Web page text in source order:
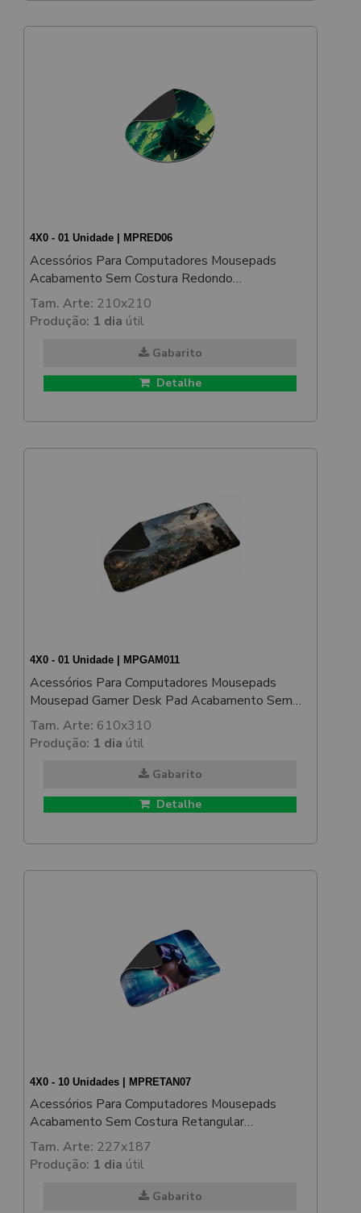
4X0 - 01 Unidade | MPRED06
Acessórios Para Computadores Mousepads
Acabamento Sem Costura Redondo
198x198mm
Tam. Arte: 210x210
Produção: 1 dia útil
Gabarito
Detalhe
4X0 - 01 Unidade | MPGAM011
Acessórios Para Computadores Mousepads
Mousepad Gamer Desk Pad Acabamento Sem
Costura 600x300mm
Tam. Arte: 610x310
Produção: 1 dia útil
Gabarito
Detalhe
4X0 - 10 Unidades | MPRETAN07
Acessórios Para Computadores Mousepads
Acabamento Sem Costura Retangular
215x175mm
Tam. Arte: 227x187
Produção: 1 dia útil
Gabarito